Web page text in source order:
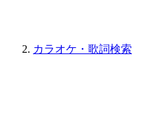
カラオケ・歌詞検索